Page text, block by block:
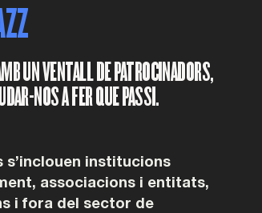
UN VENTALL DE PATROCINADORS,
NOS A FER QUE PASSI.
institucions
associacions i entitats,
i fora del sector de